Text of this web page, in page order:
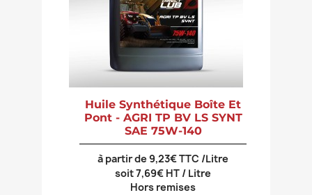
Huile Synthétique Boîte Et
Pont - AGRI TP BV LS SYNT
SAE 75W-140
à partir de 9,23€ TTC /Litre
soit 7,69€ HT / Litre
Hors remises